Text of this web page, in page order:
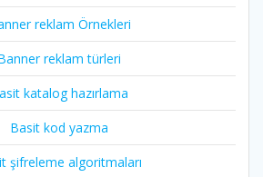
reklam Örnekleri
reklam türleri
katalog hazırlama
Basit kod yazma
şifreleme algoritmaları